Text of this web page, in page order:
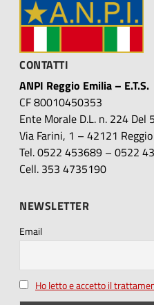
CONTATTI
ANPI Reggio Emilia – E.T.S.
CF 80010450353
Ente Morale D.L. n. 224 Del
Via Farini, 1 – 42121
Tel. 0522 453689 – 0522
Cell. 353 4735190
NEWSLETTER
Email
Ho letto e accetto il